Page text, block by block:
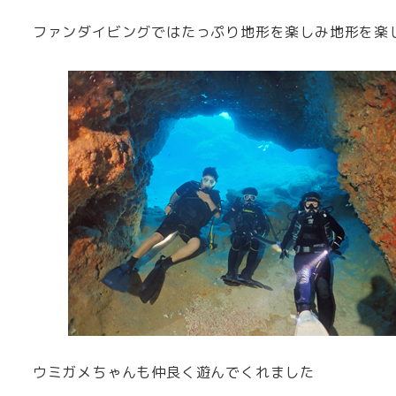
ファンダイビングではたっぷり地形を楽しみ地形を楽
ウミガメちゃんも仲良く遊んでくれました